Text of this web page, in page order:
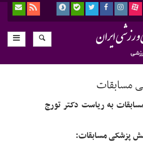
مسابقات
به ریاست دکتر تورج
پزشکی مسابقات: